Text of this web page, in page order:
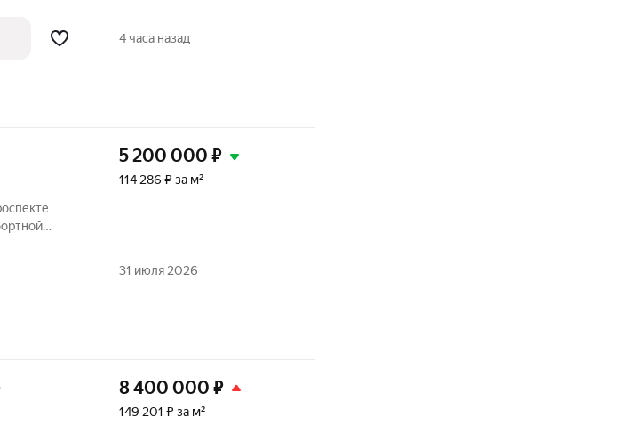
4 часа назад
5 200 000 ₽
114 286 ₽ за м²
31 июля 2026
8 400 000 ₽
149 201 ₽ за м²